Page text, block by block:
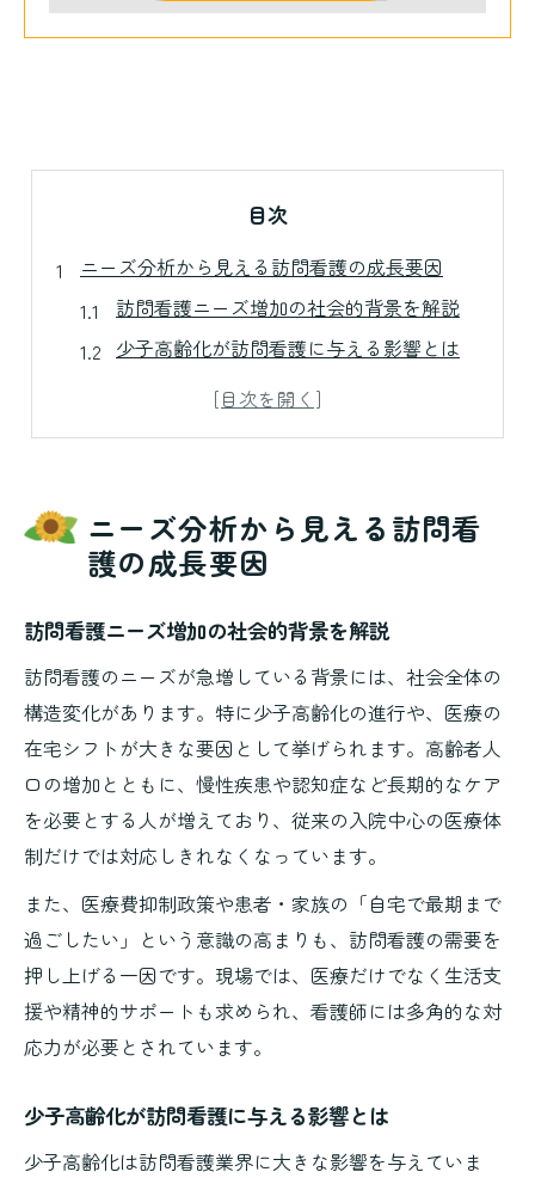
目次
ニーズ分析から見える訪問看護の成長要因
訪問看護ニーズ増加の社会的背景を解説
少子高齢化が訪問看護に与える影響とは
在宅療養者の増加と訪問看護の役割
現場で求められる訪問看護の対応力とは
訪問看護現場で重視される対応力の本質
緊急時に求められる訪問看護の判断力
多様な利用者に応じた訪問看護の工夫
信頼関係構築が訪問看護の対応力を高める
依頼が少ないと感じた時の改善ポイント
訪問看護依頼が来ない時の原因と対策例
紹介元との連携強化で訪問看護依頼を増加
地域ニーズ把握が訪問看護依頼増加の鍵
成功事例から学ぶ訪問看護集客の秘訣
業界動向を踏まえた訪問看護の今後
訪問看護業界の最新動向と将来予測
医療人材不足が訪問看護に与える影響
訪問看護制度改正と現場への影響分析
ニーズ分析から見える訪問看
護の成長要因
訪問看護ニーズ増加の社会的背景を解説
訪問看護のニーズが急増している背景には、社会全体の
構造変化があります。特に少子高齢化の進行や、医療の
在宅シフトが大きな要因として挙げられます。高齢者人
口の増加とともに、慢性疾患や認知症など長期的なケア
を必要とする人が増えており、従来の入院中心の医療体
制だけでは対応しきれなくなっています。
また、医療費抑制政策や患者・家族の「自宅で最期まで
過ごしたい」という意識の高まりも、訪問看護の需要を
押し上げる一因です。現場では、医療だけでなく生活支
援や精神的サポートも求められ、看護師には多角的な対
応力が必要とされています。
少子高齢化が訪問看護に与える影響とは
少子高齢化は訪問看護業界に大きな影響を与えていま